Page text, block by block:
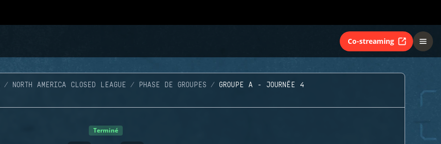
Co-streaming
NORTH AMERICA CLOSED LEAGUE PHASE DE GROUPES GROUPE A - JOURNÉE 4
Terminé